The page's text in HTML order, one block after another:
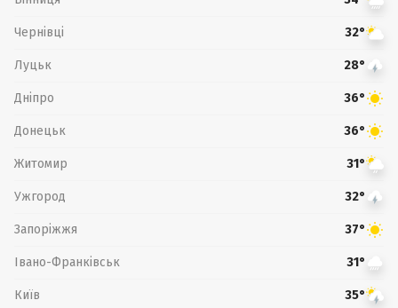
Чернівці 32°
Луцьк 28°
Дніпро 36°
Донецьк 36°
Житомир 31°
Ужгород 32°
Запоріжжя 37°
Івано-Франківськ 31°
Київ 35°